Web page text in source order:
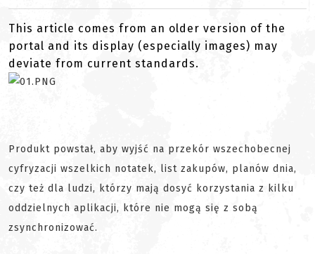
This article comes from an older version of the
portal and its display (especially images) may
deviate from current standards.
Produkt powstał, aby wyjść na przekór wszechobecnej
cyfryzacji wszelkich notatek, list zakupów, planów dnia,
czy też dla ludzi, którzy mają dosyć korzystania z kilku
oddzielnych aplikacji, które nie mogą się z sobą
zsynchronizować.